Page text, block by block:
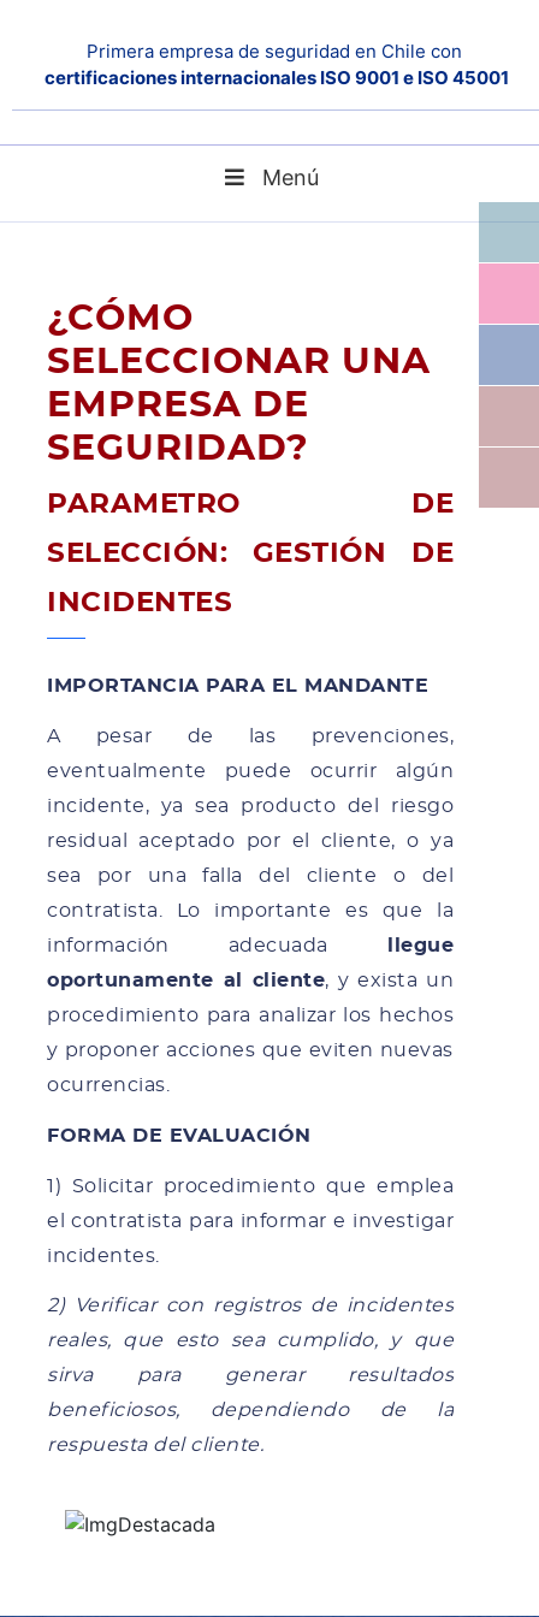
Primera empresa de seguridad en Chile con
certificaciones internacionales ISO 9001 e ISO 45001
Menú
¿CÓMO
SELECCIONAR UNA
EMPRESA DE
SEGURIDAD?
PARAMETRO DE
SELECCIÓN: GESTIÓN DE
INCIDENTES
IMPORTANCIA PARA EL MANDANTE
A pesar de las prevenciones,
eventualmente puede ocurrir algún
incidente, ya sea producto del riesgo
residual aceptado por el cliente, o ya
sea por una falla del cliente o del
contratista. Lo importante es que la
información adecuada
llegue
oportunamente al cliente, y exista un
procedimiento para analizar los hechos
y proponer acciones que eviten nuevas
ocurrencias.
FORMA DE EVALUACIÓN
1) Solicitar procedimiento que emplea
el contratista para informar e investigar
incidentes.
2) Verificar con registros de incidentes
reales, que esto sea cumplido, y que
sirva para generar resultados
beneficiosos, dependiendo de la
respuesta del cliente.